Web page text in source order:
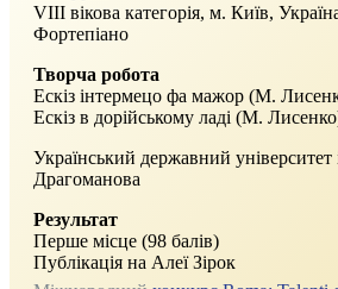
VIII вікова категорія, м. Київ,
Фортепіано
Творча робота
Ескіз інтермецо фа мажор (М.
Ескіз в дорійському ладі (М.
Український державний
Драгоманова
Результат
Перше місце (98 балів)
Публікація на Алеї Зірок